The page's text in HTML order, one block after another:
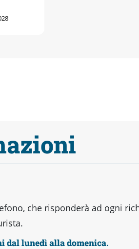
che risponderà ad ogni
dal lunedì alla domenica.